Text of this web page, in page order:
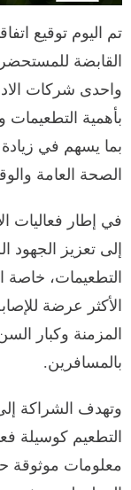
تم اليوم توقيع
القابضة
واحدى شركات
بأهمية التطعيمات
بما يسهم في
الصحة العامة
في إطار فعاليات
إلى تعزيز الجهود
التطعيمات، خاصة
الأكثر عرضة
المزمنة وكبار
بالمسافرين.
وتهدف الشراكة
التطعيم كوسيلة
معلومات موثوقة